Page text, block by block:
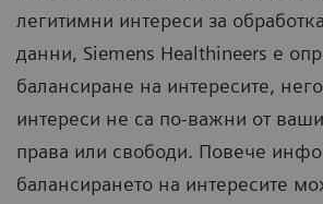
легитимни интереси за
данни, Siemens Healthineers е
балансиране на интересите,
интереси не са по-важни от
права или свободи. Повече
балансирането на интересите